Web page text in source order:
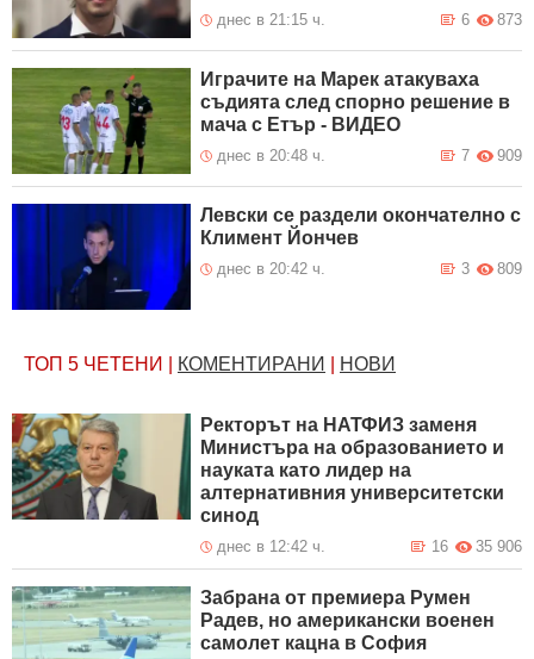
днес в 21:15 ч. 873
6
Играчите на Марек атакуваха
съдията след спорно решение в
мача с Етър - ВИДЕО
днес в 20:48 ч. 909
7
Левски се раздели окончателно с
Климент Йончев
днес в 20:42 ч. 809
3
ТОП 5 ЧЕТЕНИ КОМЕНТИРАНИ НОВИ
Ректорът на НАТФИЗ заменя
Министъра на образованието и
науката като лидер на
алтернативния университетски
синод
днес в 12:42 ч. 35 906
16
Забрана от премиера Румен
Радев, но американски военен
самолет кацна в София